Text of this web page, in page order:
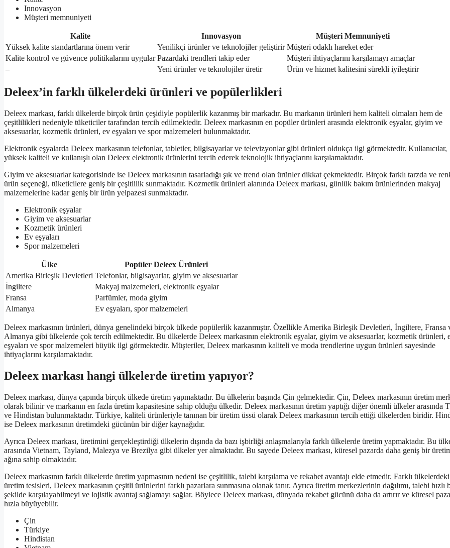
Innovasyon
Müşteri memnuniyeti
Kalite Innovasyon
Müşteri Memnuniyeti
Yüksek kalite standartlarına önem verir
Yenilikçi ürünler ve teknolojiler geliştirir Müşteri odaklı hareket eder
Kalite kontrol ve güvence politikalarını uygular Pazardaki trendleri takip eder
Müşteri ihtiyaçlarını karşılamayı amaçlar
–
Yeni ürünler ve teknolojiler üretir Ürün ve hizmet kalitesini sürekli iyileştirir
Deleex’in farklı ülkelerdeki ürünleri ve popülerlikleri
Deleex markası, farklı ülkelerde birçok ürün çeşidiyle popülerlik kazanmış bir markadır. Bu markanın ürünleri hem kaliteli olmaları hem de
çeşitlilikleri nedeniyle tüketiciler tarafından tercih edilmektedir. Deleex markasının en popüler ürünleri arasında elektronik eşyalar, giyim ve
aksesuarlar, kozmetik ürünleri, ev eşyaları ve spor malzemeleri bulunmaktadır.
Elektronik eşyalarda Deleex markasının telefonlar, tabletler, bilgisayarlar ve televizyonlar gibi ürünleri oldukça ilgi görmektedir. Kullanıcılar,
yüksek kaliteli ve kullanışlı olan Deleex elektronik ürünlerini tercih ederek teknolojik ihtiyaçlarını karşılamaktadır.
Giyim ve aksesuarlar kategorisinde ise Deleex markasının tasarladığı şık ve trend olan ürünler dikkat çekmektedir. Birçok farklı tarzda ve
ürün seçeneği, tüketicilere geniş bir çeşitlilik sunmaktadır. Kozmetik ürünleri alanında Deleex markası, günlük bakım ürünlerinden makyaj
malzemelerine kadar geniş bir ürün yelpazesi sunmaktadır.
Elektronik eşyalar
Giyim ve aksesuarlar
Kozmetik ürünleri
Ev eşyaları
Spor malzemeleri
Ülke
Popüler Deleex Ürünleri
Amerika Birleşik Devletleri Telefonlar, bilgisayarlar, giyim ve aksesuarlar
İngiltere
Makyaj malzemeleri, elektronik eşyalar
Fransa
Parfümler, moda giyim
Almanya
Ev eşyaları, spor malzemeleri
Deleex markasının ürünleri, dünya genelindeki birçok ülkede popülerlik kazanmıştır. Özellikle Amerika Birleşik Devletleri, İngiltere, Fransa
Almanya gibi ülkelerde çok tercih edilmektedir. Bu ülkelerde Deleex markasının elektronik eşyalar, giyim ve aksesuarlar, kozmetik ürünleri,
eşyaları ve spor malzemeleri büyük ilgi görmektedir. Müşteriler, Deleex markasının kaliteli ve moda trendlerine uygun ürünleri sayesinde
ihtiyaçlarını karşılamaktadır.
Deleex markası hangi ülkelerde üretim yapıyor?
Deleex markası, dünya çapında birçok ülkede üretim yapmaktadır. Bu ülkelerin başında Çin gelmektedir. Çin, Deleex markasının üretim
olarak bilinir ve markanın en fazla üretim kapasitesine sahip olduğu ülkedir. Deleex markasının üretim yaptığı diğer önemli ülkeler arasında
ve Hindistan bulunmaktadır. Türkiye, kaliteli ürünleriyle tanınan bir üretim üssü olarak Deleex markasının tercih ettiği ülkelerden biridir.
ise Deleex markasının üretimdeki gücünün bir diğer kaynağıdır.
Ayrıca Deleex markası, üretimini gerçekleştirdiği ülkelerin dışında da bazı işbirliği anlaşmalarıyla farklı ülkelerde üretim yapmaktadır. Bu
arasında Vietnam, Tayland, Malezya ve Brezilya gibi ülkeler yer almaktadır. Bu sayede Deleex markası, küresel pazarda daha geniş bir
ağına sahip olmaktadır.
Deleex markasının farklı ülkelerde üretim yapmasının nedeni ise çeşitlilik, talebi karşılama ve rekabet avantajı elde etmedir. Farklı ülkelerdeki
üretim tesisleri, Deleex markasının çeşitli ürünlerini farklı pazarlara sunmasına olanak tanır. Ayrıca üretim merkezlerinin dağılımı, talebi hızlı
şekilde karşılayabilmeyi ve lojistik avantaj sağlamayı sağlar. Böylece Deleex markası, dünyada rekabet gücünü daha da artırır ve küresel
hızla büyüyebilir.
Çin
Türkiye
Hindistan